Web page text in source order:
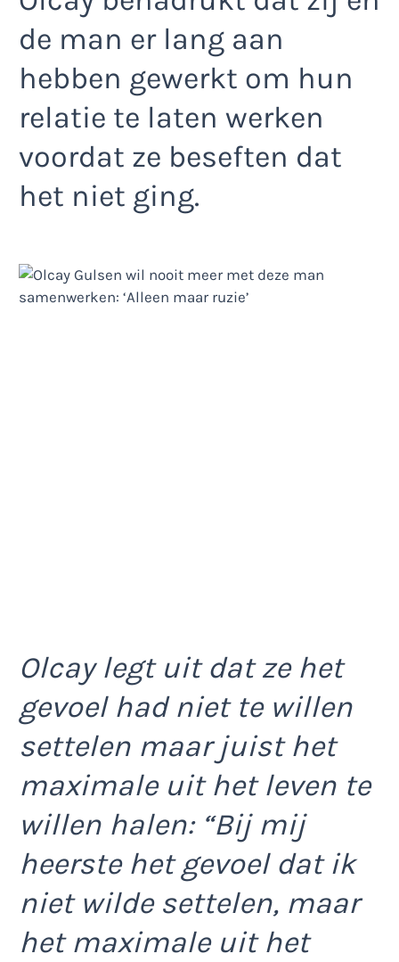
de man er lang aan
hebben gewerkt om hun
relatie te laten werken
voordat ze beseften dat
het niet ging.
Olcay legt uit dat ze het
gevoel had niet te willen
settelen maar juist het
maximale uit het leven te
willen halen: “Bij mij
heerste het gevoel dat ik
niet wilde settelen, maar
het maximale uit het